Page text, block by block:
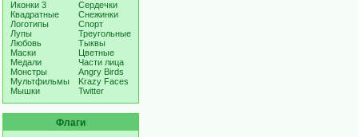
Иконки 3
Квадратные
Логотипы
Лупы
Любовь
Маски
Медали
Монстры
Мультфильмы
Мышки
Сердечки
Снежинки
Спорт
Треугольные
Тыквы
Цветные
Части лица
Angry Birds
Krazy Faces
Twitter
Флаги